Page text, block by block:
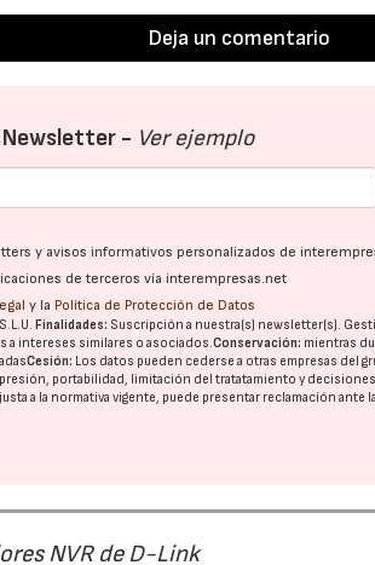
Deja un comentario
Newsletter - Ver ejemplo
y avisos informativos personalizados de
de terceros vía interempresas.net
y la Política de Protección de Datos
Finalidades: Suscripción a nuestra(s) newsletter(s).
a intereses similares o asociados.Conservación: mientras
Cesión: Los datos pueden cederse a otras empresas del
portabilidad, limitación del tratatamiento y decisiones
a la normativa vigente, puede presentar reclamación ante
NVR de D-Link